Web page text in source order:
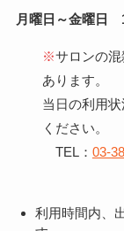
月曜日～金曜日
※サロンの
あります。
当日の利用
ください。
TEL： 03-
利用時間内、